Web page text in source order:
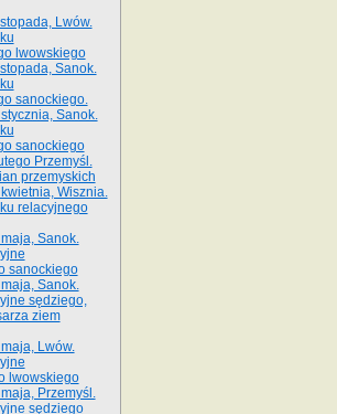
Lwów.
lwowskiego
Sanok.
sanockiego.
Sanok.
sanockiego
Przemyśl.
przemyskich
Wisznia.
relacyjnego
Sanok.
sanockiego
Sanok.
sędziego,
ziem
Lwów.
lwowskiego
Przemyśl.
sędziego